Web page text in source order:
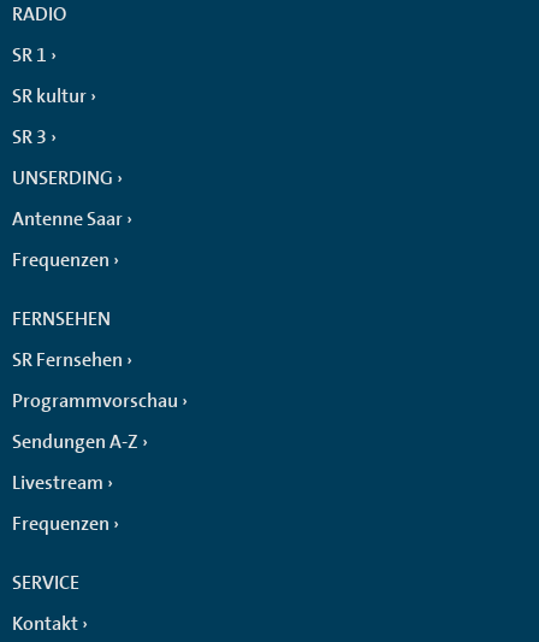
RADIO
SR 1
SR kultur
SR 3
UNSERDING
Antenne Saar
Frequenzen
FERNSEHEN
SR Fernsehen
Programmvorschau
Sendungen A-Z
Livestream
Frequenzen
SERVICE
Kontakt